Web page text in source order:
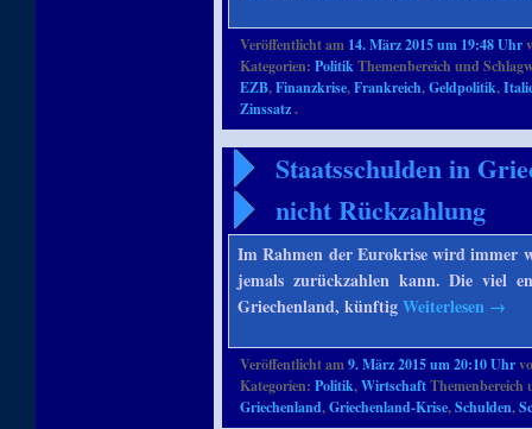
Veröffentlicht am 14. März 2015 um 19:48 Uhr
Kategorien:PolitikThemenbereich und
EZB,Finanzkrise,Frankreich,Geldpolitik,
Zinssatz.
Staatsschulden in
nicht Rückzahlung
Im Rahmen der Eurokrise wird immer
jemals zurückzahlen kann. Die viel
Griechenland, künftigWeiterlesen →
Veröffentlicht am9. März 2015 um 20:10 Uhr
Kategorien:Politik,Wirtschaft
Griechenland,Griechenland-Krise,Schulden,